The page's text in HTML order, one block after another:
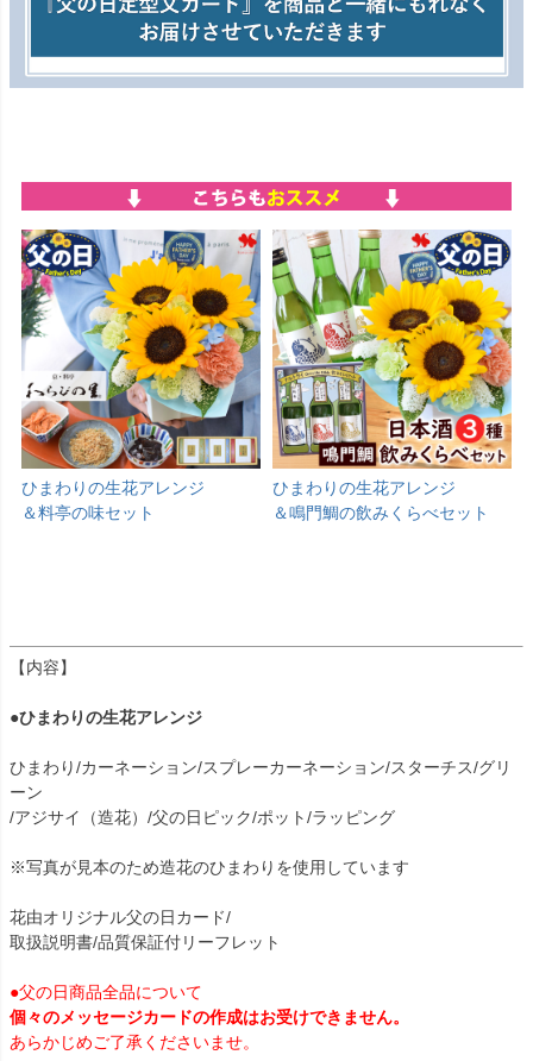
ひまわりの生花アレンジ
＆料亭の味セット
ひまわりの生花アレンジ
＆鳴門鯛の飲みくらべセット
【内容】
●ひまわりの生花アレンジ
ひまわり/カーネーション/スプレーカーネーション/スターチス/グリ
ーン
/アジサイ（造花）/父の日ピック/ポット/ラッピング
※写真が見本のため造花のひまわりを使用しています
花由オリジナル父の日カード/
取扱説明書/品質保証付リーフレット
●父の日商品全品について
個々のメッセージカードの作成はお受けできません。
あらかじめご了承くださいませ。